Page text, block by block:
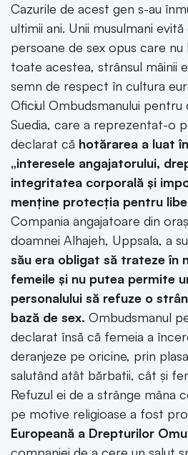
Cazurile de acest gen s-au
ultimii ani. Unii musulmani
persoane de sex opus care nu
toate acestea, strânsul mâinii
semn de respect în cultura
Oficiul Ombudsmanului pentru
Suedia, care a reprezentat-o
declarat că hotărarea a luat
„interesele angajatorului,
integritatea corporală și
menține protecția pentru
Compania angajatoare din
doamnei Alhajeh, Uppsala, a
său era obligat să trateze în
femeile și nu putea permite
personalului să refuze o
bază de sex. Ombudsmanul
declarat însă că femeia a
deranjeze pe oricine, prin
salutând atât bărbatii, cât și
Refuzul ei de a strânge mâna
pe motive religioase a fost
Europeană a Drepturilor